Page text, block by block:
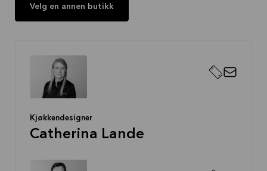
Velg en annen butikk
Kjøkkendesigner
Catherina Lande